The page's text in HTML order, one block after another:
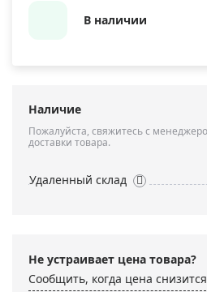
В наличии
Наличие
Пожалуйста, свяжитесь с
доставки товара.
Удаленный склад
Не устраивает цена товара?
Сообщить, когда цена